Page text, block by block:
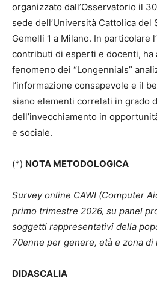
organizzato dall’Osservatorio il
sede dell’Università Cattolica del
Gemelli 1 a Milano. In particolare
contributi di esperti e docenti, ha
fenomeno dei “Longennials”
l’informazione consapevole e il
siano elementi correlati in grado
dell’invecchiamento in
e sociale.
(*) NOTA METODOLOGICA
Survey online CAWI (Computer
primo trimestre 2026, su panel
soggetti rappresentativi della
70enne per genere, età e zona di
DIDASCALIA